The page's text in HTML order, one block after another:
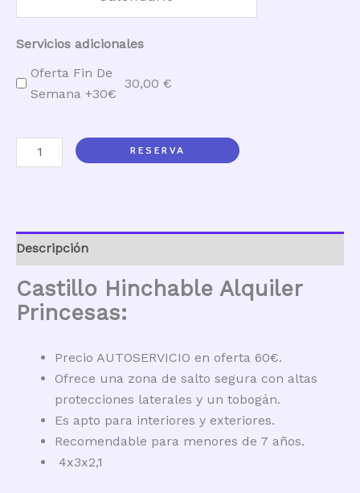
Servicios adicionales
Oferta Fin De
Semana +30€
30,00 €
Castillo
Hinchable
RESERVA
Descripción
Castillo Hinchable Alquiler
Princesas:
Precio AUTOSERVICIO en oferta 60€.
Ofrece una zona de salto segura con altas
protecciones laterales y un tobogán.
Es apto para interiores y exteriores.
Recomendable para menores de 7 años.
4x3x2,1